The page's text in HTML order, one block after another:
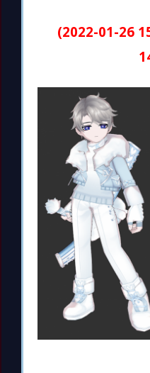
(2022-01-26